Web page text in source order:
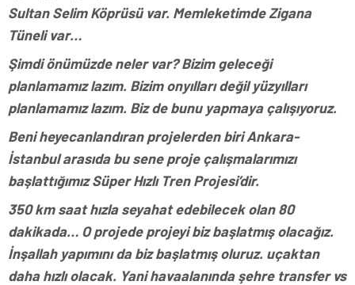
Sultan Selim Köprüsü var. Memleketimde Zigana
Tüneli var…
Şimdi önümüzde neler var? Bizim geleceği
planlamamız lazım. Bizim onyılları değil yüzyılları
planlamamız lazım. Biz de bunu yapmaya çalışıyoruz.
Beni heyecanlandıran projelerden biri Ankara-
İstanbul arasıda bu sene proje çalışmalarımızı
başlattığımız Süper Hızlı Tren Projesi’dir.
350 km saat hızla seyahat edebilecek olan 80
dakikada… O projede projeyi biz başlatmış olacağız.
İnşallah yapımını da biz başlatmış oluruz. uçaktan
daha hızlı olacak. Yani havaalanında şehre transfer vs